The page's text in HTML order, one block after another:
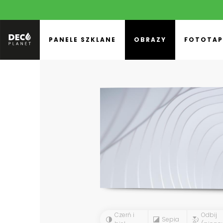
PANELE SZKLANE OBRAZY
Czerń i
Sepia
Odbij